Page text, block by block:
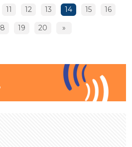
11 12 13 14 15 16
19 20 »